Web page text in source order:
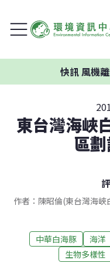
快訊風機離聚
東台灣海峽
區
作者：陳昭倫(東台灣海
中華白海豚 海洋
生物多樣性